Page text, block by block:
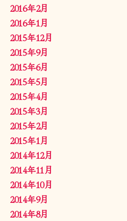
2016年2月
2016年1月
2015年12月
2015年9月
2015年6月
2015年5月
2015年4月
2015年3月
2015年2月
2015年1月
2014年12月
2014年11月
2014年10月
2014年9月
2014年8月